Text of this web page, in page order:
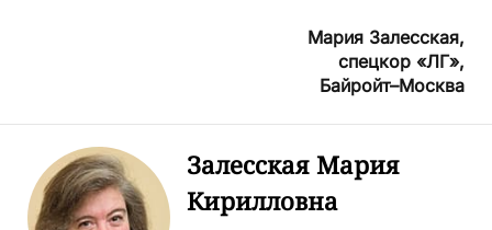
Мария Залесская,
спецкор «ЛГ»,
Байройт–Москва
Залесская Мария
Кирилловна